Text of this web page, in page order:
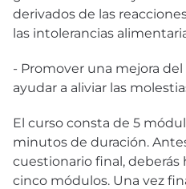
derivados de las
las intolerancias
- Promover una mejora
ayudar a aliviar las
El curso consta de 5
minutos de duración.
cuestionario final,
cinco módulos. Una vez